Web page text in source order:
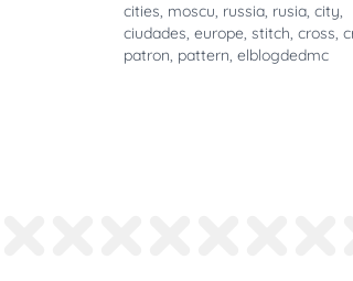
cities, moscu, russia, rusia, city,
ciudades, europe, stitch, cross,
patron, pattern, elblogdedmc